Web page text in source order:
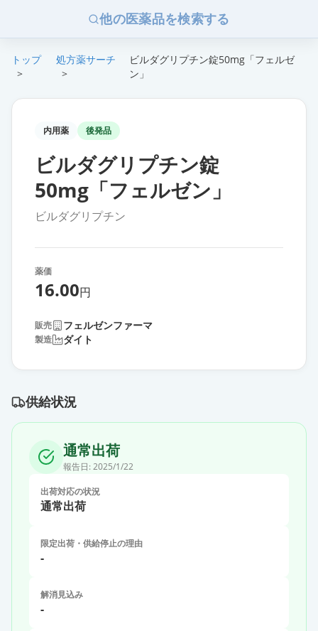
他の医薬品を検索する
トップ
>
処方薬サーチ
>
ビルダグリプチン錠50mg「フェルゼ
ン」
内用薬 後発品
ビルダグリプチン錠
50mg「フェルゼン」
ビルダグリプチン
薬価
16.00円
販売 フェルゼンファーマ
製造 ダイト
供給状況
通常出荷
報告日: 2025/1/22
出荷対応の状況
通常出荷
限定出荷・供給停止の理由
-
解消見込み
-